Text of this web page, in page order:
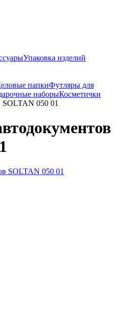
Упаковка изделий
папкиФутляры для
наборыКосметички
SOLTAN 050 01